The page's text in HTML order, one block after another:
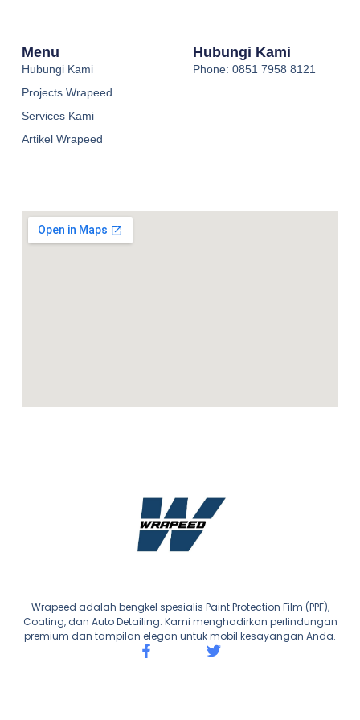
Wrapeed adalah bengkel spesialis Paint Protection Film (PPF),
Coating, dan Auto Detailing. Kami menghadirkan perlindungan
premium dan tampilan elegan untuk mobil kesayangan Anda.
F
a
T
Menu
Hubungi Kami
Projects Wrapeed
Services Kami
Artikel Wrapeed
Hubungi Kami
Phone: 0851 7958 8121